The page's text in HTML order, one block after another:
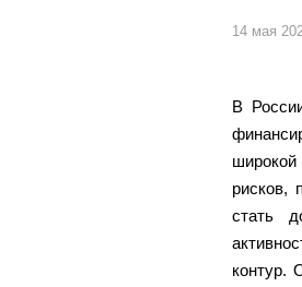
14 мая
В
широкой
рисков,
стать
контур.